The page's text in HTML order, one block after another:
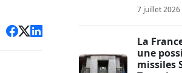
7 juillet 2026
La
une
missiles